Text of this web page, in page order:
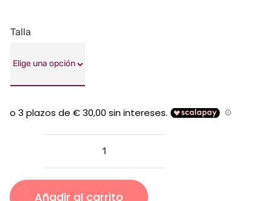
Talla
Tampón
de
incontinencia
Añadir al carrito